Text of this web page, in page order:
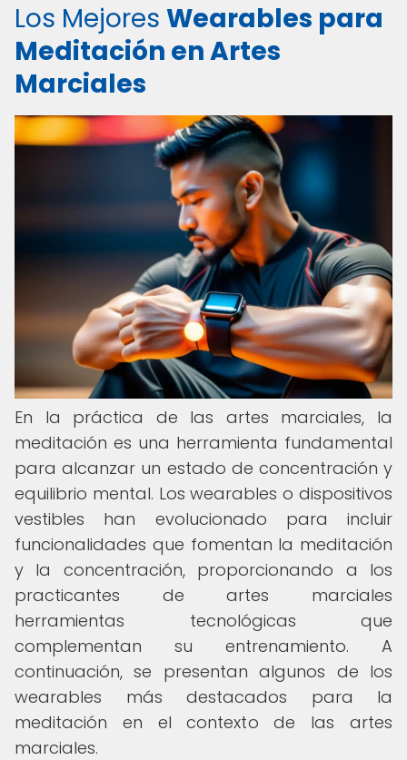
Los Mejores Wearables para
Meditación en Artes
Marciales
En la práctica de las artes marciales, la
meditación es una herramienta fundamental
para alcanzar un estado de concentración y
equilibrio mental. Los wearables o dispositivos
vestibles han evolucionado para incluir
funcionalidades que fomentan la meditación
y la concentración, proporcionando a los
practicantes de artes marciales
herramientas tecnológicas que
complementan su entrenamiento. A
continuación, se presentan algunos de los
wearables más destacados para la
meditación en el contexto de las artes
marciales.